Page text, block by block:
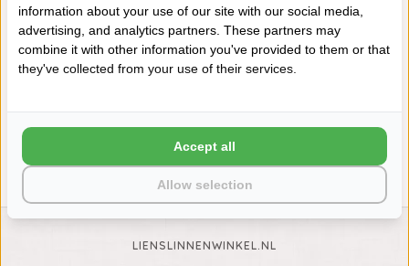
ABYSS HABIDECOR POUSADA
SLIPPERS GRIS (920), 300
ABYSS HABIDECOR DOUBLE
BADMATTEN GRIS (920), 1200
LIENSLINNENWINKEL.NL
information about your use of our site with our social media,
advertising, and analytics partners. These partners may
combine it with other information you've provided to them or that
they've collected from your use of their services.
Allow selection
Accept all